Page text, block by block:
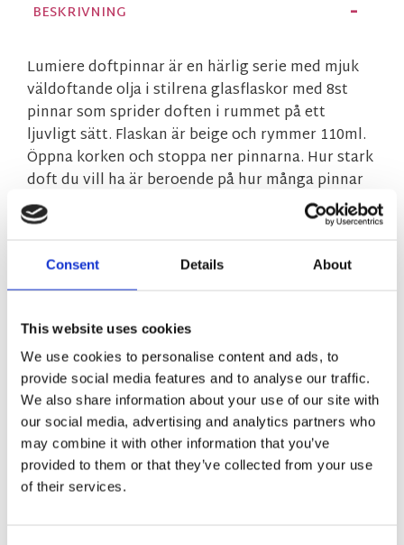
Consent Details About
This website uses cookies
We use cookies to personalise content and ads, to
provide social media features and to analyse our traffic.
We also share information about your use of our site with
our social media, advertising and analytics partners who
may combine it with other information that you’ve
provided to them or that they’ve collected from your use
of their services.
BESKRIVNING
Lumiere doftpinnar är en härlig serie med mjuk
väldoftande olja i stilrena glasflaskor med 8st
pinnar som sprider doften i rummet på ett
ljuvligt sätt. Flaskan är beige och rymmer 110ml.
Öppna korken och stoppa ner pinnarna. Hur stark
doft du vill ha är beroende på hur många pinnar
du sätter ner. Denna doften luktar härlig
lavendel.
Visa alla produkter från Martinsen
RELATERADE PRODUKTER
NYHET
Lägg till i favoriter
NYHET
Lägg till